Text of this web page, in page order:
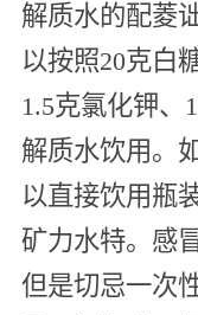
解质水的配菱
以按照20克白
1.5克氯化钾、
解质水饮用。
以直接饮用瓶
矿力水特。感
但是切忌一次